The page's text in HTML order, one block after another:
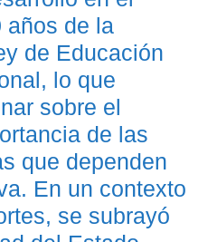
años de la
de Educación
lo que
sobre el
de las
que dependen
En un contexto
se subrayó